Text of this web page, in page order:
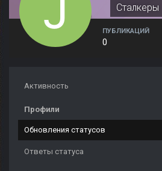
Сталкеры
ПУБЛИКАЦИЙ
0
Активность
Профили
Обновления статусов
Ответы статуса